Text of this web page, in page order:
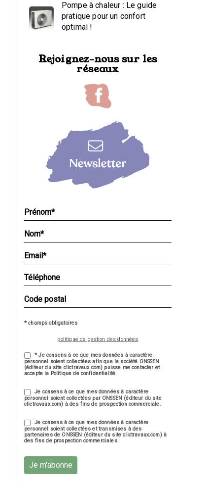
Pompe à chaleur : Le guide
pratique pour un confort
optimal !
Rejoignez-nous sur les
réseaux
* champs obligatoires
politique de gestion des données
* Je consens à ce que mes données à caractère
personnel soient collectées afin que la société ONSSEN
(éditeur du site clictravaux.com) puisse me contacter et
accepte la Politique de confidentialité.
Je consens à ce que mes données à caractère
personnel soient collectées par ONSSEN (éditeur du site
clictravaux.com) à des fins de prospection commerciale.
Je consens à ce que mes données à caractère
personnel soient collectées et transmises à des
partenaires de ONSSEN (éditeur du site clictravaux.com) à
des fins de prospection commerciales.
Je m'abonne